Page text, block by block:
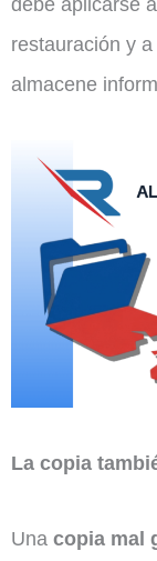
restauración y
almacene
La copia
Una copia mal